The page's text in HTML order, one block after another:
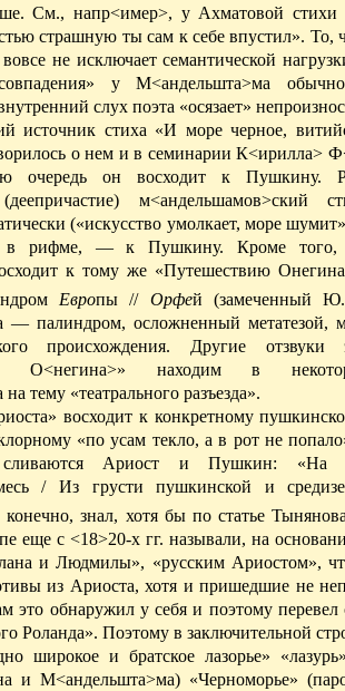
См., напр<имер>, у Ахматовой
страшную ты сам к себе впустил».
не исключает семантической
совпадения» у М<андельшта>ма
слух поэта «осязает»
источник стиха «И море черное,
о нем и в семинарии К<ирилла> Ф
очередь он восходит к Пушкину.
м<андельшамов>ский
(«искусство умолкает, море
в рифме, — к Пушкину. Кроме того,
к тому же «Путешествию
Европы // Орфей (замеченный
— палиндром, осложненный метатезой,
происхождения. Другие отзвуки
О<негина>» находим в
на тему «театрального разъезда».
» восходит к конкретному
«по усам текло, а в рот не
Ариост и Пушкин: «На
/ Из грусти пушкинской и
знал, хотя бы по статье
еще с <18>20-х гг. называли, на
и Людмилы», «русским Ариостом»,
из Ариоста, хотя и пришедшие не
это обнаружил у себя и поэтому перевел
Роланда». Поэтому в заключительной
широкое и братское лазорье»
и М<андельшта>ма) «Черноморье» (